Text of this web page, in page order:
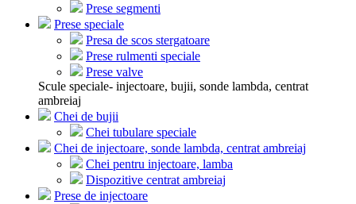
Prese segmenti
Prese speciale
Presa de scos stergatoare
Prese rulmenti speciale
Prese valve
Scule speciale- injectoare, bujii, sonde lambda, centrat
ambreiaj
Chei de bujii
Chei tubulare speciale
Chei de injectoare, sonde lambda, centrat ambreiaj
Chei pentru injectoare, lamba
Dispozitive centrat ambreiaj
Prese de injectoare